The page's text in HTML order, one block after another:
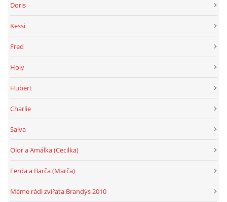
Doris
Kessi
Fred
Holy
Hubert
Charlie
Salva
Olor a Amálka (Cecilka)
Ferda a Barča (Marča)
Máme rádi zvířata Brandýs 2010